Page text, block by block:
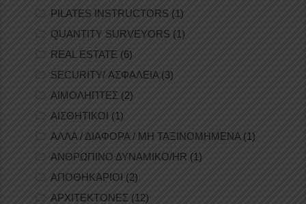
PILATES INSTRUCTORS (1)
QUANTITY SURVEYORS (1)
REAL ESTATE (6)
SECURITY/ ΑΣΦΑΛΕΙΑ(3)
ΑΙΜΟΛΗΠΤΕΣ (2)
ΑΙΣΘΗΤΙΚΟΙ (1)
ΑΛΛΑ / ΔΙΑΦΟΡΑ / ΜΗ ΤΑΞΙΝΟΜΗΜΕΝΑ(1)
ΑΝΘΡΩΠΙΝΟ ΔΥΝΑΜΙΚΟ/HR (1)
ΑΠΟΘΗΚΑΡΙΟΙ (2)
ΑΡΧΙΤΕΚΤΟΝΕΣ (12)